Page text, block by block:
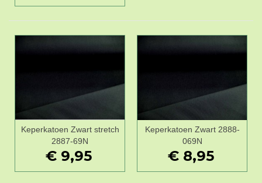
Keperkatoen Zwart stretch
2887-69N
€ 9,95
Keperkatoen Zwart 2888-
069N
€ 8,95